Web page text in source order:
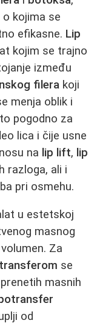
kojima se
efikasne. Lip
kojim se trajno
između
filera koji
menja oblik i
pogodno za
lica i čije usne
na lip lift, lip
razloga, ali i
pri osmehu.
u estetskoj
masnog
Za
se
masnih
od